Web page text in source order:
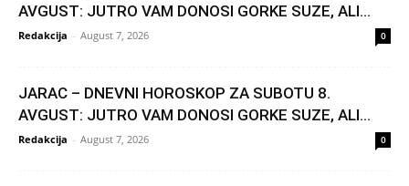
AVGUST: JUTRO VAM DONOSI GORKE SUZE, ALI...
Redakcija - August 7, 2026 0
JARAC – DNEVNI HOROSKOP ZA SUBOTU 8.
AVGUST: JUTRO VAM DONOSI GORKE SUZE, ALI...
Redakcija - August 7, 2026 0